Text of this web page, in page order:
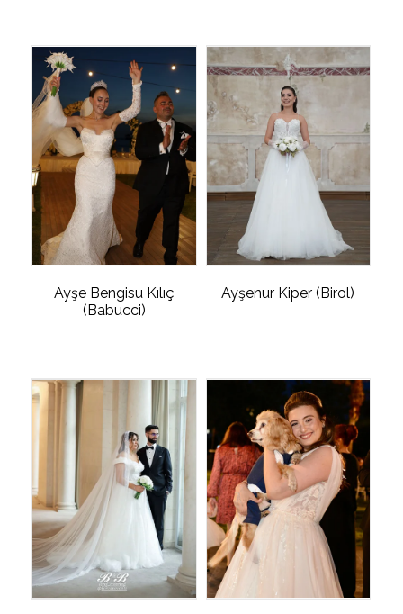
Ayşe Bengisu Kılıç
(Babucci)
Ayşenur Kiper (Birol)